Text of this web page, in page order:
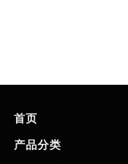
首页
产品分类